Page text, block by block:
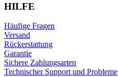
HILFE
Häufige Fragen
Versand
Rückerstattung
Garantie
Sichere Zahlungsarten
Technischer Support und Probleme